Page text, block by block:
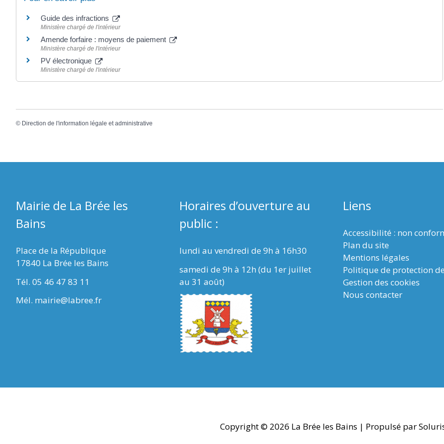
Guide des infractions
Ministère chargé de l'intérieur
Amende forfaire : moyens de paiement
Ministère chargé de l'intérieur
PV électronique
Ministère chargé de l'intérieur
© Direction de l'information légale et administrative
Mairie de La Brée les
Bains
Place de la République
17840 La Brée les Bains
Tél. 05 46 47 83 11
Mél. mairie@labree.fr
Horaires d’ouverture au
public :
lundi au vendredi de 9h à 16h30
samedi de 9h à 12h (du 1er juillet
au 31 août)
Liens
Accessibilité : non
Plan du site
Mentions légales
Politique de protection
Gestion des cookies
Nous contacter
Copyright © 2026 La Brée les Bains | Propulsé par